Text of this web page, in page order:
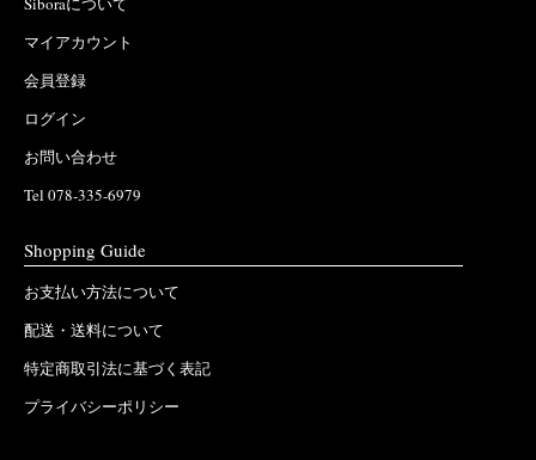
マイアカウント
会員登録
ログイン
お問い合わせ
Tel 078-335-6979
Shopping Guide
お支払い方法について
配送・送料について
特定商取引法に基づく表記
プライバシーポリシー